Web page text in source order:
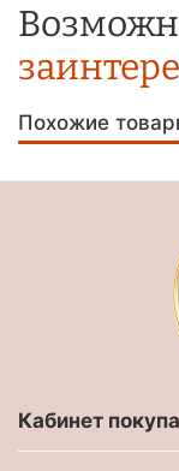
Похожие
Кабинет